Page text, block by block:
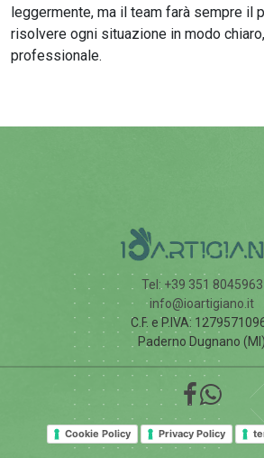
leggermente, ma il team farà sempre il
risolvere ogni situazione in modo
professionale.
Tel: +39 351 8045963
info@ioartigiano.it
C.F. e P.IVA:
Paderno Dugnano (MI)
Cookie Policy Privacy Policy